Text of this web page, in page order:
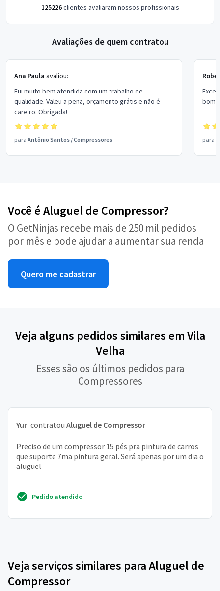
125226clientes avaliaram nossos profissionais
Avaliações de quem contratou
Ana Paula avaliou:
Fui muito bem atendida com um trabalho de
qualidade. Valeu a pena, orçamento grátis e não é
careiro. Obrigada!
para Antônio Santos /Compressores
bom
para
Você é Aluguel de Compressor?
O GetNinjas recebe mais de 250 mil pedidos
por mês e pode ajudar a aumentar sua renda
Quero me cadastrar
Veja alguns pedidos similares em Vila
Velha
Esses são os últimos pedidos para
Compressores
Yuri contratou Aluguel de Compressor
Preciso de um compressor 15 pés pra pintura de carros
que suporte 7ma pintura geral. Será apenas por um dia o
aluguel
Pedido atendido
Veja serviços similares para Aluguel de
Compressor